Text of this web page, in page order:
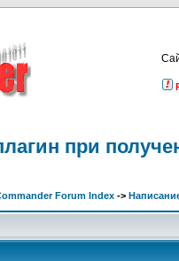
при
Forum Index ->